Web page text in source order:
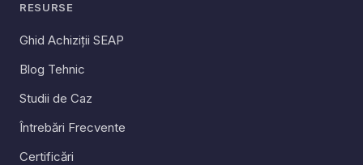
RESURSE
Ghid Achiziții SEAP
Blog Tehnic
Studii de Caz
Întrebări Frecvente
Certificări